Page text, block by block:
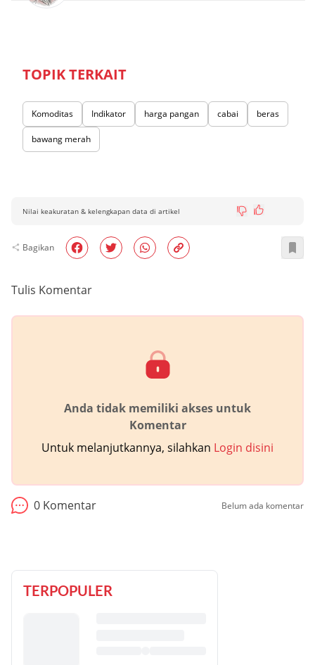
TOPIK TERKAIT
Komoditas Indikator harga pangan cabai beras
bawang merah
Nilai keakuratan & kelengkapan data di artikel
Bagikan
Tulis Komentar
Anda tidak memiliki akses untuk
Komentar
Untuk melanjutkannya, silahkan Login disini
0 Komentar Belum ada komentar
TERPOPULER